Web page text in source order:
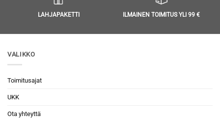
LAHJAPAKETTI ILMAINEN TOIMITUS YLI 99 €
VALIKKO
Toimitusajat
UKK
Ota yhteyttä